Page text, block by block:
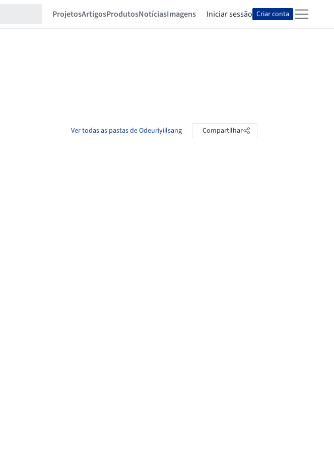
ProjetosArtigosProdutosNotíciasImagens Iniciar sessão Criar conta
Ver todas as pastas de Odeuriyiilsang Compartilhar